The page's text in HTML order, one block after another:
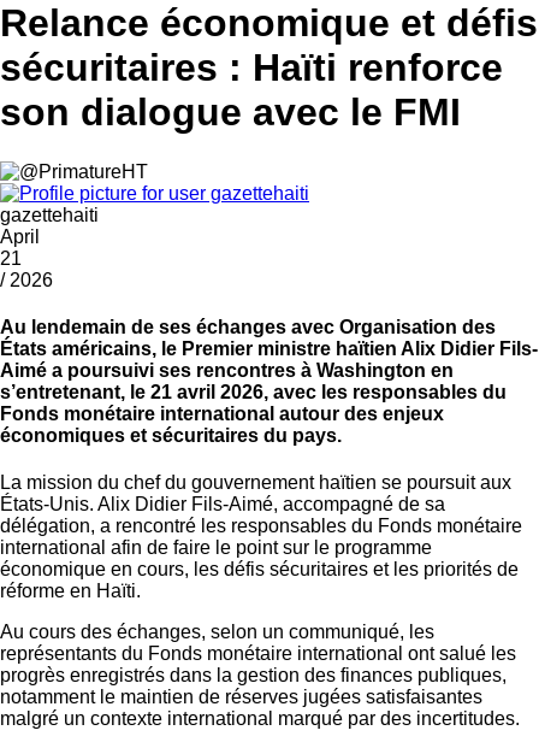
Relance économique et défis
sécuritaires : Haïti renforce
son dialogue avec le FMI
gazettehaiti
April
21
/ 2026
Au lendemain de ses échanges avec Organisation des
États américains, le Premier ministre haïtien Alix Didier Fils-
Aimé a poursuivi ses rencontres à Washington en
s’entretenant, le 21 avril 2026, avec les responsables du
Fonds monétaire international autour des enjeux
économiques et sécuritaires du pays.
La mission du chef du gouvernement haïtien se poursuit aux
États-Unis. Alix Didier Fils-Aimé, accompagné de sa
délégation, a rencontré les responsables du Fonds monétaire
international afin de faire le point sur le programme
économique en cours, les défis sécuritaires et les priorités de
réforme en Haïti.
Au cours des échanges, selon un communiqué, les
représentants du Fonds monétaire international ont salué les
progrès enregistrés dans la gestion des finances publiques,
notamment le maintien de réserves jugées satisfaisantes
malgré un contexte international marqué par des incertitudes.